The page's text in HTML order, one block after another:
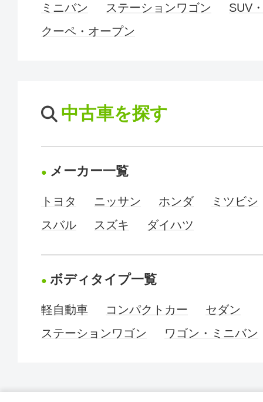
ミニバン
ステーションワゴン
SUV
クーペ・オープン
中古車を探す
メーカー一覧
トヨタ ニッサン ホンダ
ミツビシ
スバル
スズキ ダイハツ
ボディタイプ一覧
軽自動車 コンパクトカー
セダン
ステーションワゴン
ワゴン・ミニバン